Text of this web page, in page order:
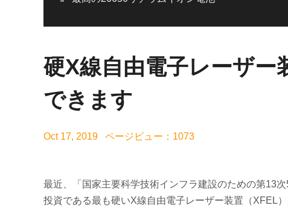
硬X線自由電子レーザー
できます
Oct 17, 2019 ページビュー：1073
最近、「国家主要科学技術インフラ建設のための第13
投資である最も硬いX線自由電子レーザー装置（XFEL